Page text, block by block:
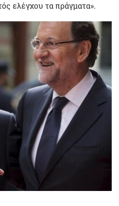
ελέγχου τα πράγματα».